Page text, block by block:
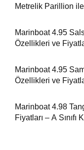
Metrelik Parillion
Marinboat 4.95
Özellikleri ve
Marinboat 4.95
Özellikleri ve
Marinboat 4.98
Fiyatları – A Sınıfı